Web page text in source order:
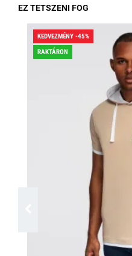
EZ TETSZENI FOG
KEDVEZMÉNY -45%
RAKTÁRON